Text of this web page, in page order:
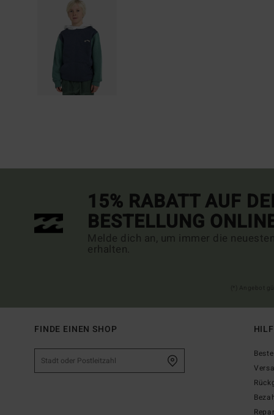
15% RABATT AUF
BESTELLUNG
Melde dich an, um immer die
erhalten.
FINDE EINEN SHOP